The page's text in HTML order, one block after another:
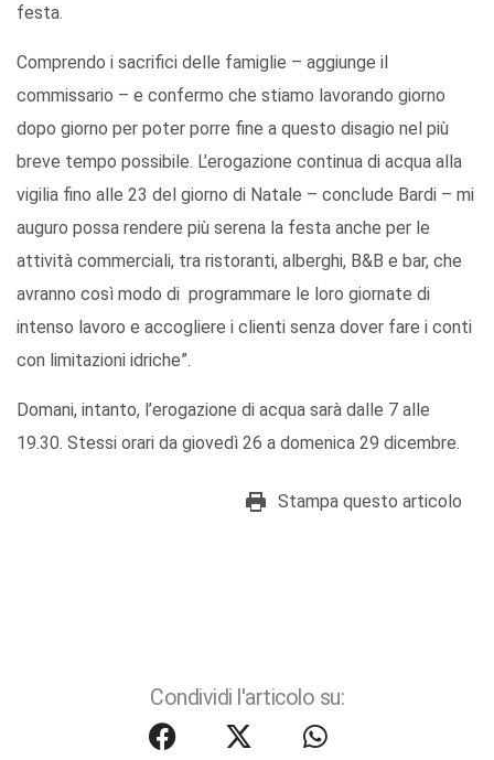
festa.
Comprendo i sacrifici delle famiglie – aggiunge il
commissario – e confermo che stiamo lavorando giorno
dopo giorno per poter porre fine a questo disagio nel più
breve tempo possibile. L’erogazione continua di acqua alla
vigilia fino alle 23 del giorno di Natale – conclude Bardi – mi
auguro possa rendere più serena la festa anche per le
attività commerciali, tra ristoranti, alberghi, B&B e bar, che
avranno così modo di programmare le loro giornate di
intenso lavoro e accogliere i clienti senza dover fare i conti
con limitazioni idriche”.
Domani, intanto, l’erogazione di acqua sarà dalle 7 alle
19.30. Stessi orari da giovedì 26 a domenica 29 dicembre.
Stampa questo articolo
Condividi l'articolo su: